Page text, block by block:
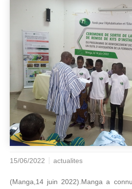
15/06/2022 actualites
(Manga,14 juin 2022).Manga a